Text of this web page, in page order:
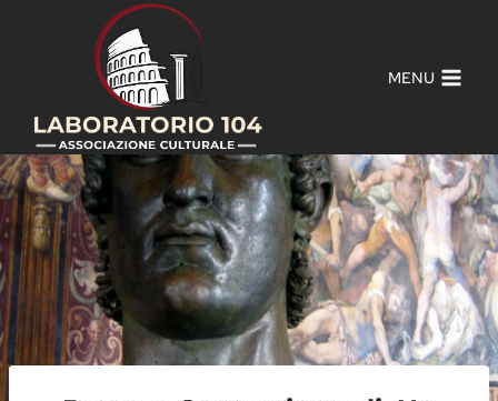
contenuto
MENU